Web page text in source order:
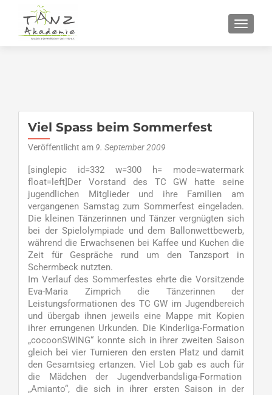
Viel Spass beim Sommerfest
Veröffentlicht am 9. September 2009
[singlepic id=332 w=300 h= mode=watermark
float=left]Der Vorstand des TC GW hatte seine
jugendlichen Mitglieder und ihre Familien am
vergangenen Samstag zum Sommerfest eingeladen.
Die kleinen Tänzerinnen und Tänzer vergnügten sich
bei der Spielolympiade und dem Ballonwettbewerb,
während die Erwachsenen bei Kaffee und Kuchen die
Zeit für Gespräche rund um den Tanzsport in
Schermbeck nutzten.
Im Verlauf des Sommerfestes ehrte die Vorsitzende
Eva-Maria Zimprich die Tänzerinnen der
Leistungsformationen des TC GW im Jugendbereich
und übergab ihnen jeweils eine Mappe mit Kopien
ihrer errungenen Urkunden. Die Kinderliga-Formation
„cocoonSWING“ konnte sich in ihrer zweiten Saison
gleich bei vier Turnieren den ersten Platz und damit
den Gesamtsieg ertanzen. Viel Lob gab es auch für
die Mädchen der Jugendverbandsliga-Formation
„Amianto“, die sich in ihrer ersten Saison in der